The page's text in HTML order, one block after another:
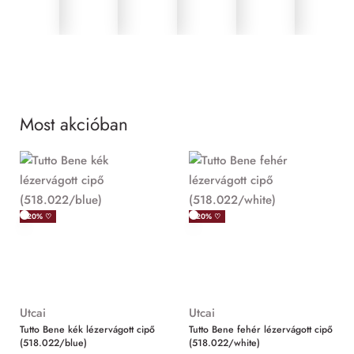
Most akcióban
-20% ♡
Utcai
Tutto Bene kék lézervágott cipő
(518.022/blue)
-20% ♡
Utcai
Tutto Bene fehér lézervágott cipő
(518.022/white)